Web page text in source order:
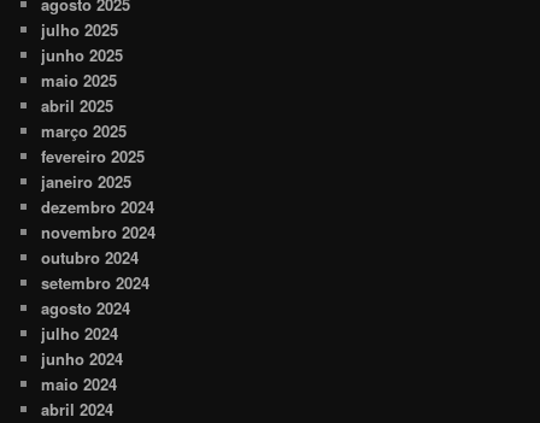
agosto 2025
julho 2025
junho 2025
maio 2025
abril 2025
março 2025
fevereiro 2025
janeiro 2025
dezembro 2024
novembro 2024
outubro 2024
setembro 2024
agosto 2024
julho 2024
junho 2024
maio 2024
abril 2024